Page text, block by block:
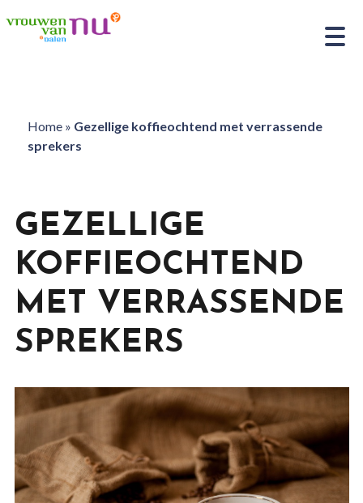
Home» Gezellige koffieochtend met verrassende
sprekers
GEZELLIGE
KOFFIEOCHTEND
MET VERRASSENDE
SPREKERS